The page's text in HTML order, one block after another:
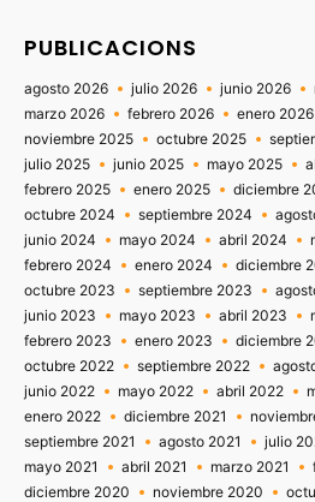
PUBLICACIONS
agosto 2026 julio 2026 junio 2026
marzo 2026
febrero 2026 enero 2026
noviembre 2025
octubre 2025
julio 2025
junio 2025 mayo 2025
febrero 2025
enero 2025 diciembre
octubre 2024
septiembre 2024
junio 2024
mayo 2024 abril 2024
febrero 2024
enero 2024 diciembre
octubre 2023
septiembre 2023
junio 2023
mayo 2023 abril 2023
febrero 2023
enero 2023 diciembre
octubre 2022
septiembre 2022
junio 2022
mayo 2022 abril 2022
enero 2022
diciembre 2021
septiembre 2021
agosto 2021 julio
mayo 2021
abril 2021 marzo 2021
diciembre 2020
noviembre 2020